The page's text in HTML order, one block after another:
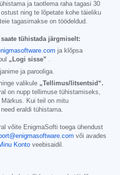
ja taotlema raha tagasi 30
ning te lõpetate kohe täieliku
tagasimakse on töödeldud.
tühistada järgmiselt:
ja klõpsa
„Logi sisse” .
ja parooliga.
valikule „Tellimus/litsentsid“.
on nupp tellimuse tühistamiseks,
Kui teil on mitu
eraldi tühistama.
võite EnigmaSofti toega ühendust
või avades
Konto veebisaidil.